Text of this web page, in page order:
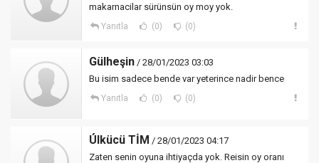
makarnacilar sürünsün oy moy yok.
Yanıtla (0) (0)
Gülheşin / 28/01/2023 03:03
Bu isim sadece bende var yeterince nadir bence
Yanıtla (0) (0)
Úlkücü TİM / 28/01/2023 04:17
Zaten senin oyuna ihtiyaçda yok. Reisin oy oranı